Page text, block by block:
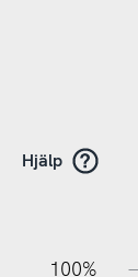
Hjälp
100%